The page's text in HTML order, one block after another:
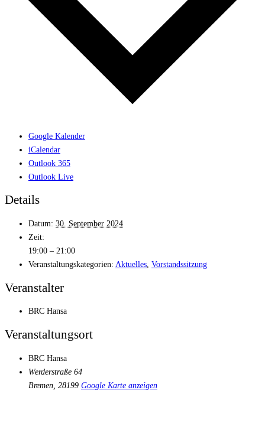
Google Kalender
iCalendar
Outlook 365
Outlook Live
Details
Datum: 30. September 2024
Zeit:
19:00 – 21:00
Veranstaltungskategorien: Aktuelles Vorstandssitzung
Veranstalter
BRC Hansa
Veranstaltungsort
BRC Hansa
Werderstraße 64
Bremen 28199 Google Karte anzeigen